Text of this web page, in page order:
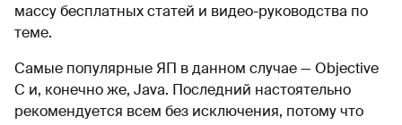
массу бесплатных статей и видео-руководства по
теме.
Самые популярные ЯП в данном случае — Objective
C и, конечно же, Java. Последний настоятельно
рекомендуется всем без исключения, потому что